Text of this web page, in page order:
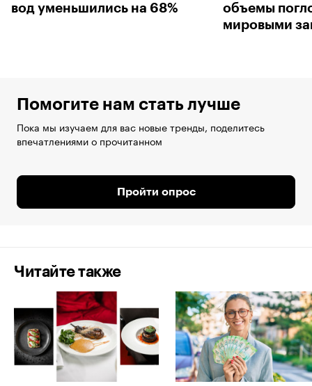
вод уменьшились на 68%
объемы
мировыми
Помогите нам стать лучше
Пока мы изучаем для вас новые тренды, поделитесь
впечатлениями о прочитанном
Пройти опрос
Читайте также